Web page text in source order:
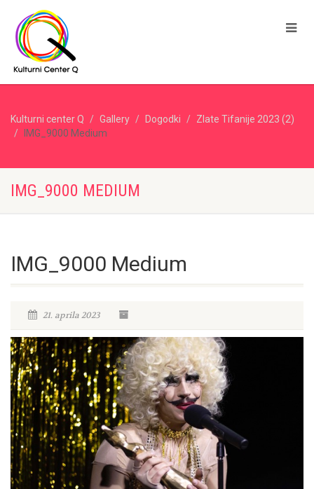
Kulturni center Q Gallery Dogodki
Zlate Tifanije 2023 (2)
IMG_9000 Medium
IMG_9000 MEDIUM
IMG_9000 Medium
21. aprila 2023